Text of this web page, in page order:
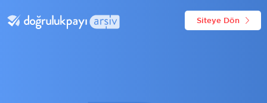
Siteye Dön